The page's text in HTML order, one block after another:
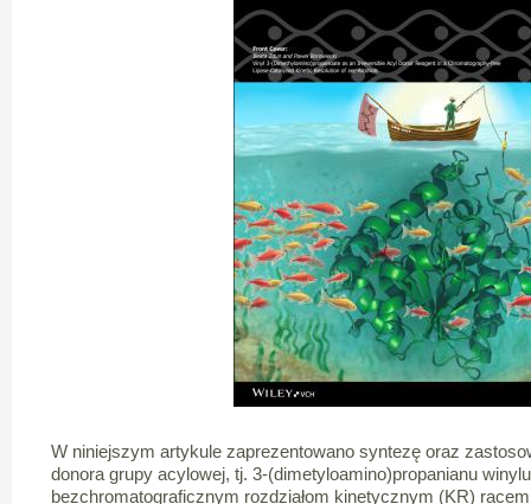
W niniejszym artykule zaprezentowano syntezę oraz
donora grupy acylowej, tj. 3-(dimetyloamino)propanianu
bezchromatograficznym rozdziałom kinetycznym (KR)